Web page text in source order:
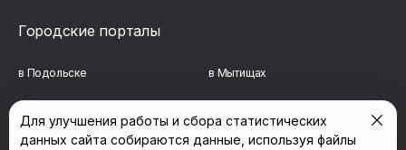
Городские порталы
в Подольске в Мытищах
в Сергиевом Посаде в Люберцах
Для улучшения работы и сбора статистических
данных сайта собираются данные, используя файлы